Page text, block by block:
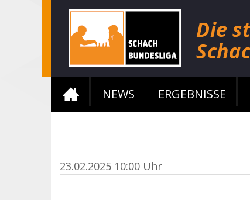
NEWS ERGEBNISSE
23.02.2025 10:00 Uhr